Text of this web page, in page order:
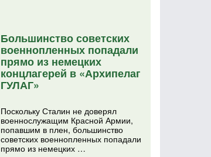
Большинство советских
военнопленных попадали
прямо из немецких
концлагерей в «Архипелаг
ГУЛАГ»
Поскольку Сталин не доверял
военнослужащим Красной Армии,
попавшим в плен, большинство
советских военнопленных попадали
прямо из немецких …